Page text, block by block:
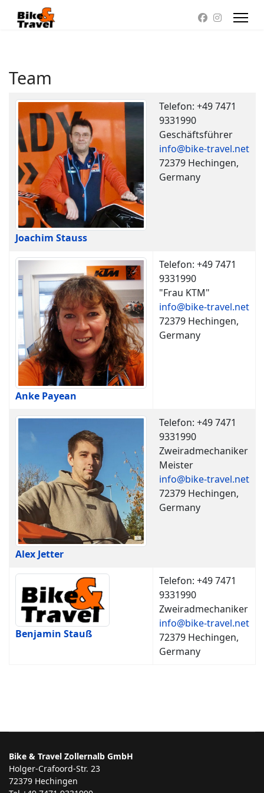
Team
Tabelle der Kontakte,
Name Details
Joachim Stauss
Telefon: +49 7471
9331990
Geschäftsführer
info@bike-travel.net
72379 Hechingen,
Germany
Anke Payean
Telefon: +49 7471
9331990
"Frau KTM"
info@bike-travel.net
72379 Hechingen,
Germany
Alex Jetter
Telefon: +49 7471
9331990
Zweiradmechaniker
Meister
info@bike-travel.net
72379 Hechingen,
Germany
Benjamin Stauß
Telefon: +49 7471
9331990
Zweiradmechaniker
info@bike-travel.net
72379 Hechingen,
Germany
Bike & Travel Zollernalb GmbH
Holger-Crafoord-Str. 23
72379 Hechingen